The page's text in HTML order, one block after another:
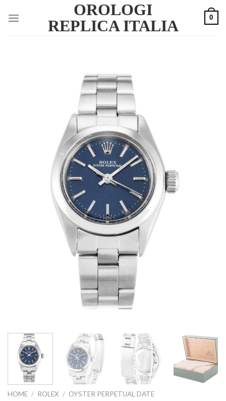
OROLOGI
REPLICA ITALIA
0
HOME / ROLEX / OYSTER PERPETUAL DATE